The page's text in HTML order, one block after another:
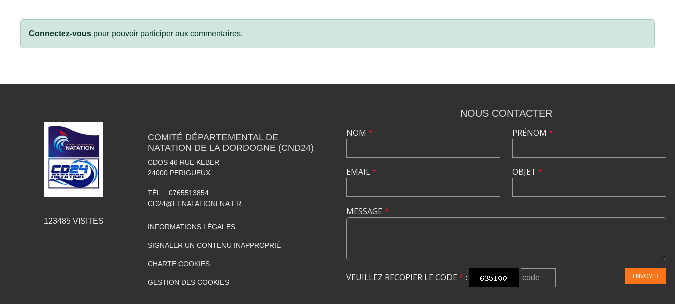
Connectez-vous pour pouvoir participer aux commentaires.
123485 VISITES
COMITÉ DÉPARTEMENTAL DE
NATATION DE LA DORDOGNE (CND24)
CDOS 46 RUE KEBER
24000 PERIGUEUX
TÉL. : 0765513854
CD24@FFNATATIONLNA.FR
INFORMATIONS LÉGALES
SIGNALER UN CONTENU INAPPROPRIÉ
CHARTE COOKIES
GESTION DES COOKIES
NOUS CONTACTER
NOM *
EMAIL*
PRÉNOM *
OBJET *
MESSAGE *
VEUILLEZ RECOPIER LE CODE * : ENVOYER